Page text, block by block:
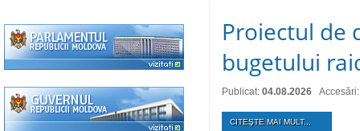
Proiectul de
bugetului
Publicat: 04.08.2026
CITEŞTE MAI MULT...